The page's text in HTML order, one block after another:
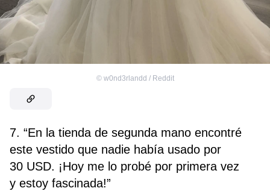
© w0nd3rlandd / Reddit
7. “En la tienda de segunda mano encontré
este vestido que nadie había usado por
30 USD. ¡Hoy me lo probé por primera vez
y estoy fascinada!”